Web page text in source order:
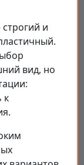
и
вид, но
к